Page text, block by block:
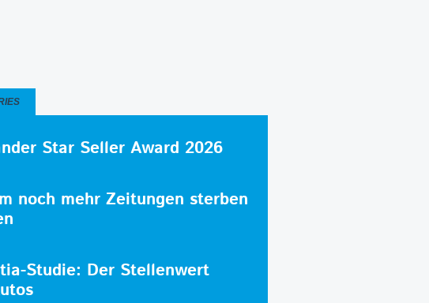
Star Seller Award 2026
noch mehr Zeitungen sterben
Studie: Der Stellenwert